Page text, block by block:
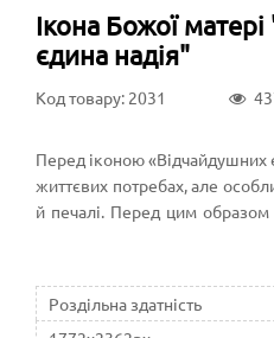
Ікона Божої
єдина надія"
Код товару: 2031
Перед іконою «Відчайдушних
життєвих потребах, але
й печалі. Перед цим
прибігають при нападах
Вона здатна пом'якшити
просить терпіння в
Роздільна здатність